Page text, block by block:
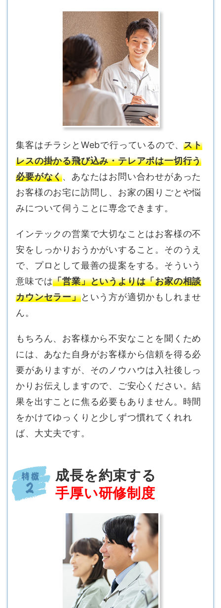
集客はチラシとWebで行っているので、スト
レスの掛かる飛び込み・テレアポは一切行う
必要がなく、あなたはお問い合わせがあった
お客様のお宅に訪問し、お家の困りごとや悩
みについて伺うことに専念できます。
インテックの営業で大切なことはお客様の不
安をしっかりおうかがいすること。そのうえ
で、プロとして最善の提案をする。そういう
意味では「営業」というよりは「お家の相談
カウンセラー」という方が適切かもしれませ
ん。
もちろん、お客様から不安なことを聞くため
には、あなた自身がお客様から信頼を得る必
要がありますが、そのノウハウは入社後しっ
かりお伝えしますので、ご安心ください。結
果を出すことに焦る必要もありません。時間
をかけてゆっくりと少しずつ慣れてくれれ
ば、大丈夫です。
成長を約束する
手厚い研修制度